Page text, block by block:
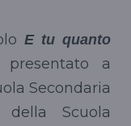
E tu quanto
a
Secondaria
Scuola